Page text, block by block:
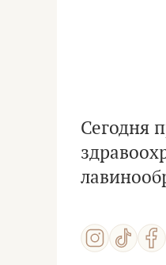
Сегодня